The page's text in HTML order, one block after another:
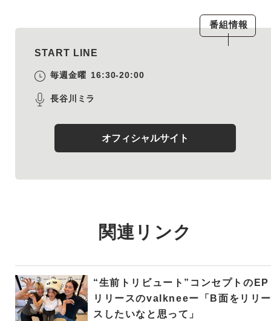
番組情報
START LINE
毎週金曜 16:30-20:00
長谷川ミラ
オフィシャルサイト
関連リンク
“生前トリビュート”コンセプトのEP
リリースのvalkneeー「B面をリリー
スしたいなと思って」